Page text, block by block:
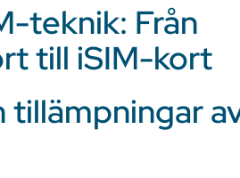
teknik: Från
till iSIM-kort